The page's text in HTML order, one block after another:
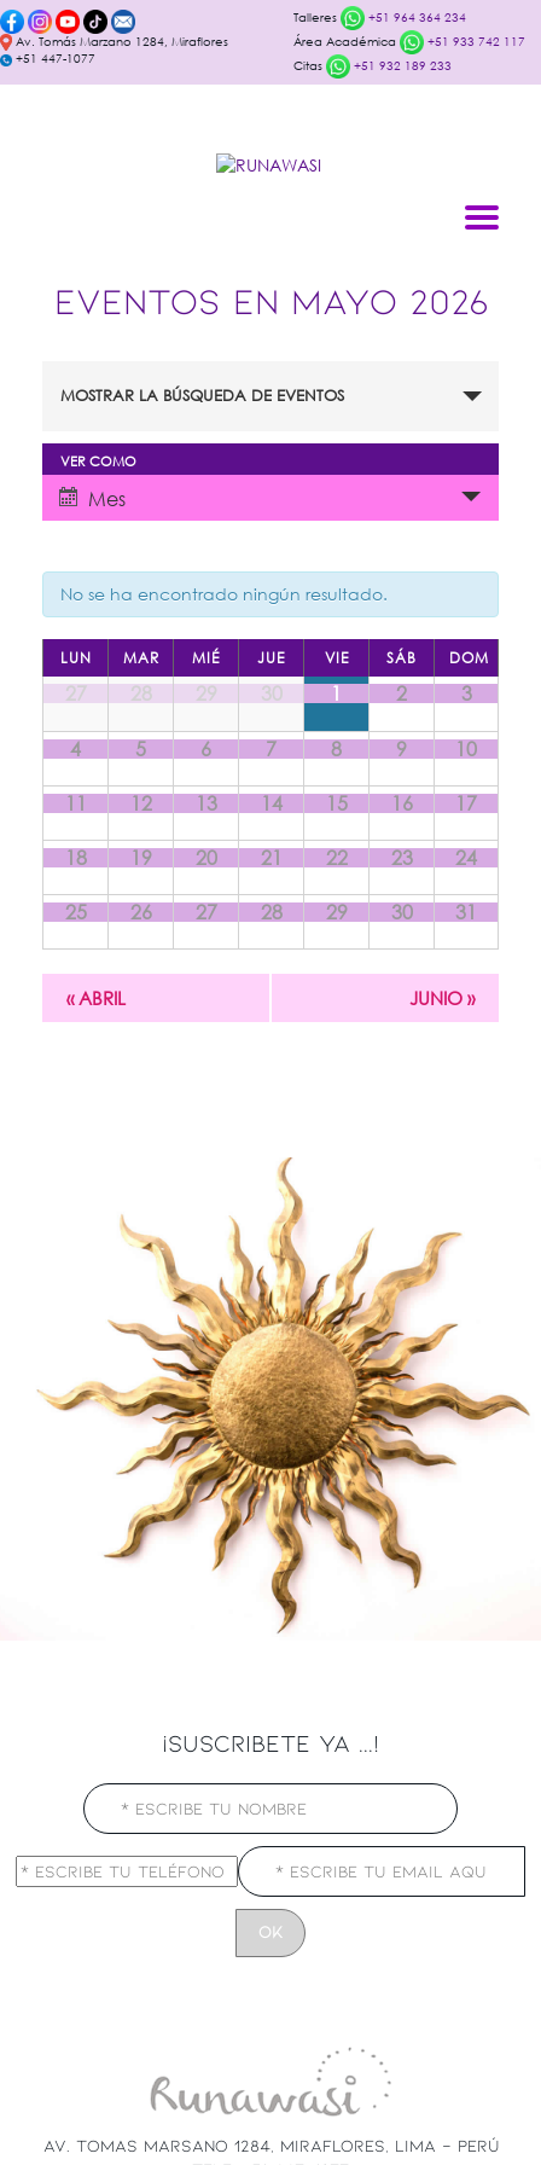
Av. Tomás Marzano 1284, Miraflores
+51 447-1077
Talleres
+51 964 364 234
Área Académica
+51 933 742 117
Citas
+51 932 189 233
EVENTOS EN MAYO 2026
búsqueda
vistas
Eventos
MOSTRAR LA BÚSQUEDA DE EVENTOS
Navegación
de
de
Evento
VER COMO
Mes
No se ha encontrado ningún resultado.
Calendario
de
Eventos
Calendario
de
Eventos
LUN MAR MIÉ JUE VIE SÁB DOM
27 28 29 30 1 2 3
4 5 6 7 8 9 10
11 12 13 14 15 16 17
18 19 20 21 22 23 24
25 26 27 28 29 30 31
«ABRIL JUNIO »
¡SUSCRIBETE YA ...!
BLANK.AV. TOMAS MARSANO 1284, MIRAFLORES, LIMA - PERÚ